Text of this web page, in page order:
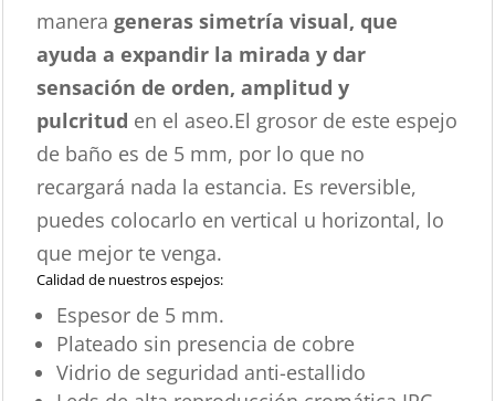
manerageneras simetría visual, que
ayuda a expandir la mirada y dar
sensación de orden, amplitud y
pulcritud en el aseo.El grosor de este espejo
de baño es de 5 mm, por lo que no
recargará nada la estancia. Es reversible,
puedes colocarlo en vertical u horizontal, lo
que mejor te venga.
Calidad de nuestros espejos:
Espesor de 5 mm.
Plateado sin presencia de cobre
Vidrio de seguridad anti-estallido